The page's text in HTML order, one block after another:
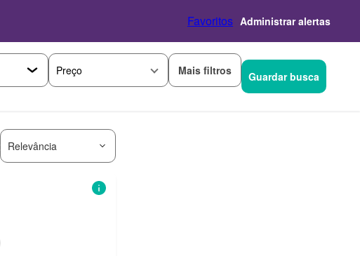
Favoritos Administrar alertas
Preço Mais filtros Guardar busca
Relevância